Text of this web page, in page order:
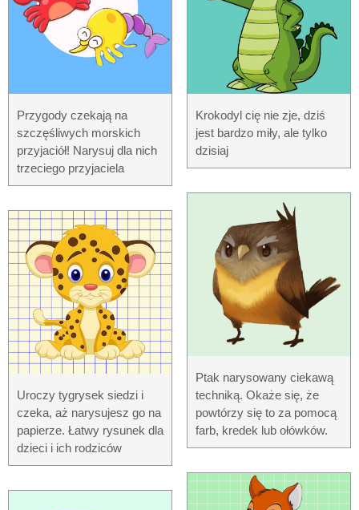
Przygody czekają na
szczęśliwych morskich
przyjaciół! Narysuj dla nich
trzeciego przyjaciela
Uroczy tygrysek siedzi i
czeka, aż narysujesz go na
papierze. Łatwy rysunek dla
dzieci i ich rodziców
Krokodyl cię nie zje, dziś
jest bardzo miły, ale tylko
dzisiaj
Ptak narysowany ciekawą
techniką. Okaże się, że
powtórzy się to za pomocą
farb, kredek lub ołówków.